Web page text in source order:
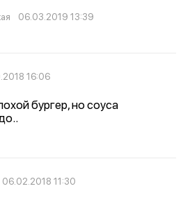
06.03.2019 13:39
16:06
бургер, но соуса
06.02.2018 11:30